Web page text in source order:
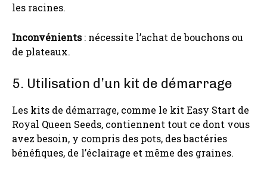
les racines.
Inconvénients: nécessite l’achat de bouchons ou
de plateaux.
5. Utilisation d’un kit de démarrage
Les kits de démarrage, comme le kit Easy Start de
Royal Queen Seeds, contiennent tout ce dont vous
avez besoin, y compris des pots, des bactéries
bénéfiques, de l’éclairage et même des graines.